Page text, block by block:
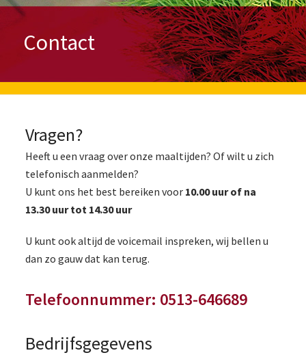
Contact
Vragen?
Heeft u een vraag over onze maaltijden? Of wilt u zich
telefonisch aanmelden?
U kunt ons het best bereiken voor 10.00 uur of na
13.30 uur tot 14.30 uur
U kunt ook altijd de voicemail inspreken, wij bellen u
dan zo gauw dat kan terug.
Telefoonnummer: 0513-646689
Bedrijfsgegevens